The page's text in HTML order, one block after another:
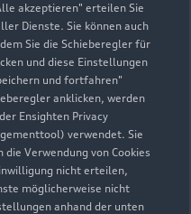
akzeptieren" erteilen Sie
Dienste. Sie können auch
Sie die Schieberegler für
und diese Einstellungen
und fortfahren"
anklicken, werden
Ensighten Privacy
verwendet. Sie
Verwendung von Cookies
nicht erteilen,
möglicherweise nicht
anhand der unten